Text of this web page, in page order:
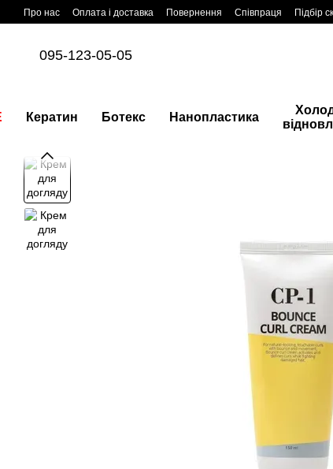
Перейти до основного контенту
Про нас Оплата і доставка Повернення Співпраця Підбір
095-123-05-05
Кератин Ботекс Нанопластика